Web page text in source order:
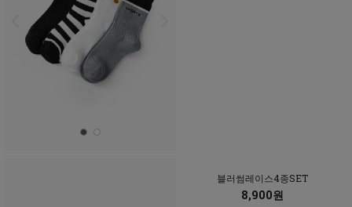
블러썸레이스4종SET
8,900원